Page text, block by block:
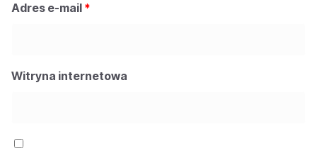
Adres e-mail *
Witryna internetowa